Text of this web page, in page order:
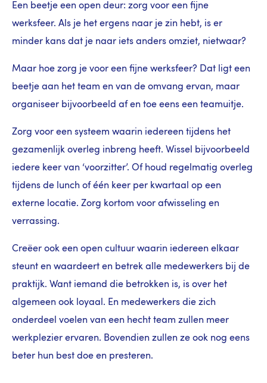
Een beetje een open deur: zorg voor een fijne
werksfeer. Als je het ergens naar je zin hebt, is er
minder kans dat je naar iets anders omziet, nietwaar?
Maar hoe zorg je voor een fijne werksfeer? Dat ligt een
beetje aan het team en van de omvang ervan, maar
organiseer bijvoorbeeld af en toe eens een teamuitje.
Zorg voor een systeem waarin iedereen tijdens het
gezamenlijk overleg inbreng heeft. Wissel bijvoorbeeld
iedere keer van ‘voorzitter’. Of houd regelmatig overleg
tijdens de lunch of één keer per kwartaal op een
externe locatie. Zorg kortom voor afwisseling en
verrassing.
Creëer ook een open cultuur waarin iedereen elkaar
steunt en waardeert en betrek alle medewerkers bij de
praktijk. Want iemand die betrokken is, is over het
algemeen ook loyaal. En medewerkers die zich
onderdeel voelen van een hecht team zullen meer
werkplezier ervaren. Bovendien zullen ze ook nog eens
beter hun best doe en presteren.